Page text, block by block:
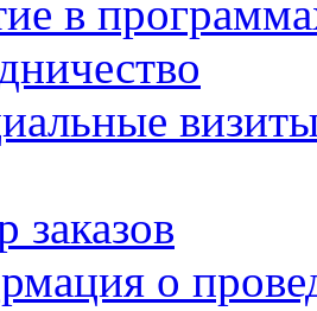
в
заказов
о